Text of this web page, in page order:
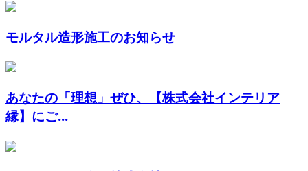
モルタル造形施工のお知らせ
あなたの「理想」ぜひ、【株式会社インテリア
縁】にご...